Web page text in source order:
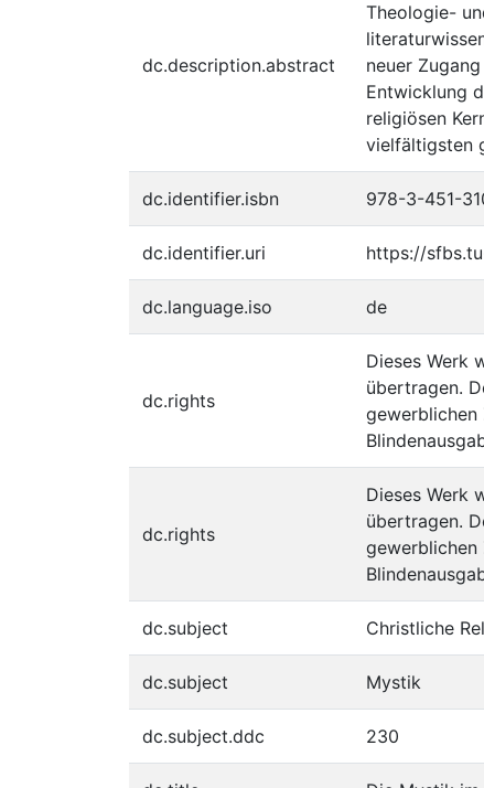
dc.description.abstract
Theologie-
neuer
Entwicklung
religiösen
vielfältigsten
dc.identifier.isbn 978-3-451-
dc.identifier.uri https://
dc.language.iso de
dc.rights
Dieses Werk
übertragen.
gewerblichen
dc.rights
Dieses Werk
übertragen.
gewerblichen
dc.subject Christliche
dc.subject Mystik
dc.subject.ddc 230